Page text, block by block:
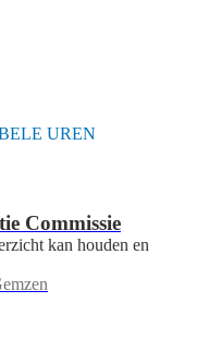
UREN
Commissie
kan houden en